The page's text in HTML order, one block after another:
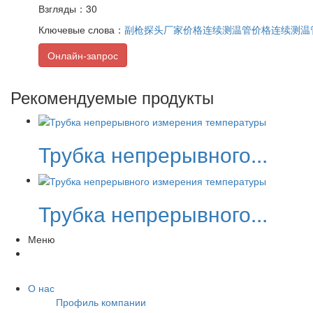
Взгляды：30
Ключевые слова： 副枪探头厂家价格连续测温管价格连续测
Онлайн-запрос
Рекомендуемые продукты
Трубка непрерывного...
Трубка непрерывного...
Меню
О нас
Профиль компании